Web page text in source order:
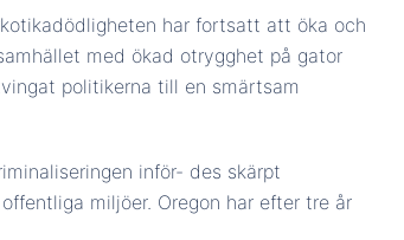
har fortsatt att öka och
med ökad otrygghet på gator
politikerna till en smärtsam
inför- des skärpt
miljöer. Oregon har efter tre år